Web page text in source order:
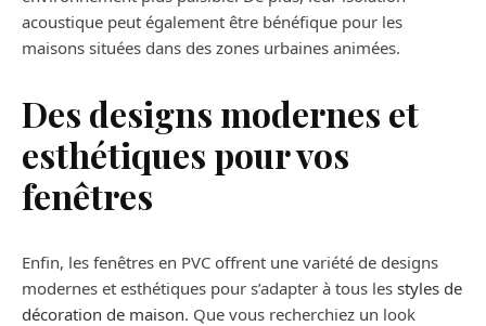
acoustique peut également être bénéfique pour les
maisons situées dans des zones urbaines animées.
Des designs modernes et
esthétiques pour vos
fenêtres
Enfin, les fenêtres en PVC offrent une variété de designs
modernes et esthétiques pour s’adapter à tous les styles de
décoration de maison. Que vous recherchiez un look